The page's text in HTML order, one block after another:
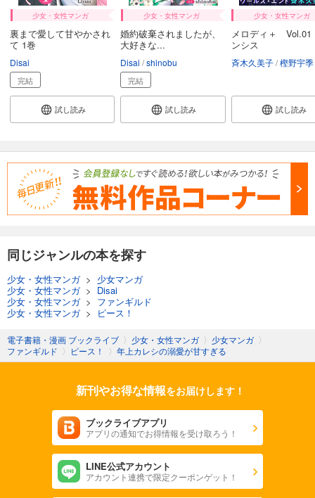
少女・女性マンガ
裏まで愛して甘やかされ
て 1巻
Disai
完結
試し読み
少女・女性マンガ
婚約破棄されましたが、
大好きな...
Disai shinobu
完結
試し読み
少女・女性マンガ
メロディ＋ Vol.01
ンシス
斉木久美子 樫野宇季
試し読み
同じジャンルの本を探す
少女・女性マンガ> 少女マンガ
少女・女性マンガ> Disai
少女・女性マンガ> ファンギルド
少女・女性マンガ> ピース！
電子書籍・漫画 ブックライブ 〉 少女・女性マンガ 〉 少女マンガ 〉
ファンギルド 〉 ピース！ 〉 年上カレシの溺愛が甘すぎる
新刊やお得な情報をお届けします！
ブックライブアプリ
アプリの通知でお得情報を受け取ろう！
LINE公式アカウント
アカウント連携で限定クーポンゲット！